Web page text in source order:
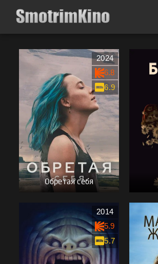
Обретая себя
2024
6.8
6.9
2014
5.9
5.7